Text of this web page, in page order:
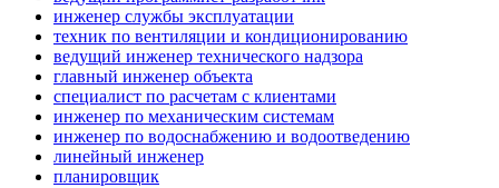
инженер службы эксплуатации
техник по вентиляции и кондиционированию
ведущий инженер технического надзора
главный инженер объекта
специалист по расчетам с клиентами
инженер по механическим системам
инженер по водоснабжению и водоотведению
линейный инженер
планировщик